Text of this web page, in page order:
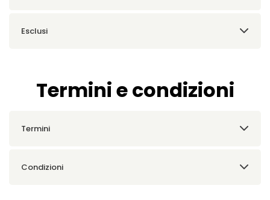
Esclusi
Termini e condizioni
Termini
Condizioni